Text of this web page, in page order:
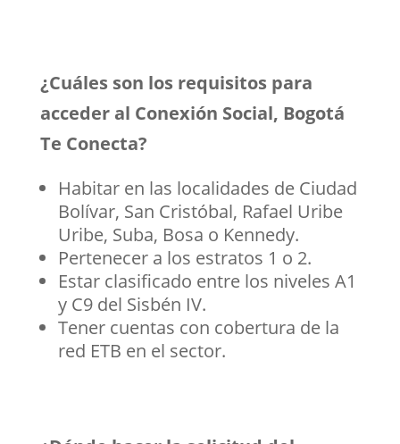
¿Cuáles son los requisitos para
acceder al Conexión Social, Bogotá
Te Conecta?
Habitar en las localidades de Ciudad
Bolívar, San Cristóbal, Rafael Uribe
Uribe, Suba, Bosa o Kennedy.
Pertenecer a los estratos 1 o 2.
Estar clasificado entre los niveles A1
y C9 del Sisbén IV.
Tener cuentas con cobertura de la
red ETB en el sector.